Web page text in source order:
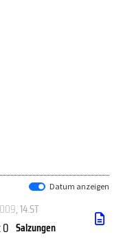
Datum anzeigen
, 14.ST
0 Salzungen